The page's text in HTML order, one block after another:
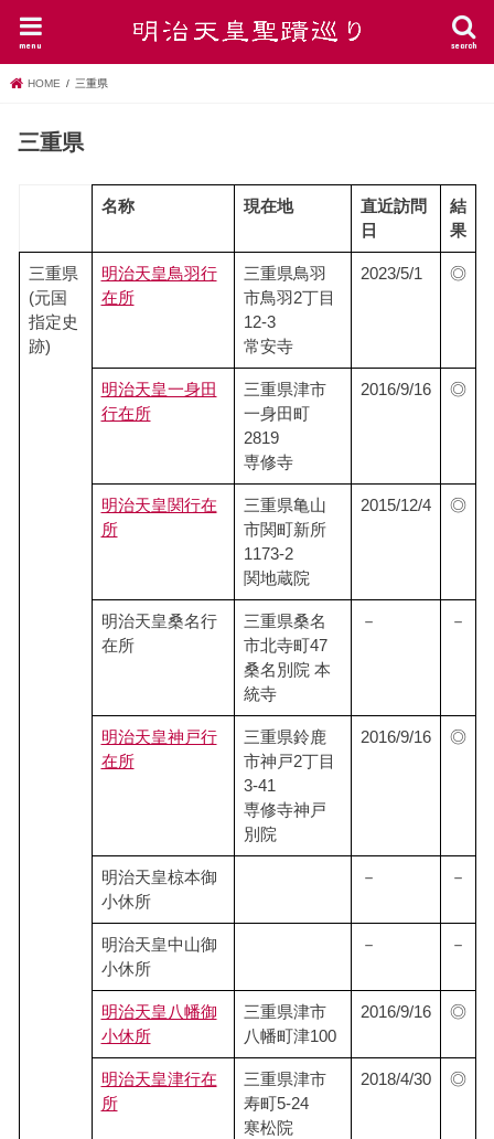
search
menu
HOME 三重県
三重県
名称 現在地
直近訪問
日
結
果
三重県
(元国
指定史
跡)
明治天皇鳥羽行
在所
三重県鳥羽
市鳥羽2丁目
12-3
常安寺
2023/5/1 ◎
明治天皇一身田
行在所
三重県津市
一身田町
2819
専修寺
2016/9/16 ◎
明治天皇関行在
所
三重県亀山
市関町新所
1173-2
関地蔵院
2015/12/4 ◎
明治天皇桑名行
在所
三重県桑名
市北寺町47
桑名別院 本
統寺
－ －
明治天皇神戸行
在所
三重県鈴鹿
市神戸2丁目
3-41
専修寺神戸
別院
2016/9/16 ◎
明治天皇椋本御
小休所
－ －
明治天皇中山御
小休所
－ －
明治天皇八幡御
小休所
三重県津市
八幡町津100
2016/9/16 ◎
明治天皇津行在
所
三重県津市
寿町5-24
寒松院
2018/4/30 ◎